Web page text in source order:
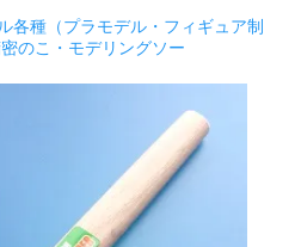
各種（プラモデル・フィギュア制
のこ・モデリングソー